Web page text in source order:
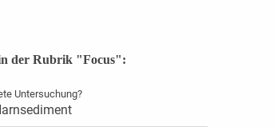
der Rubrik "Focus":
Untersuchung?